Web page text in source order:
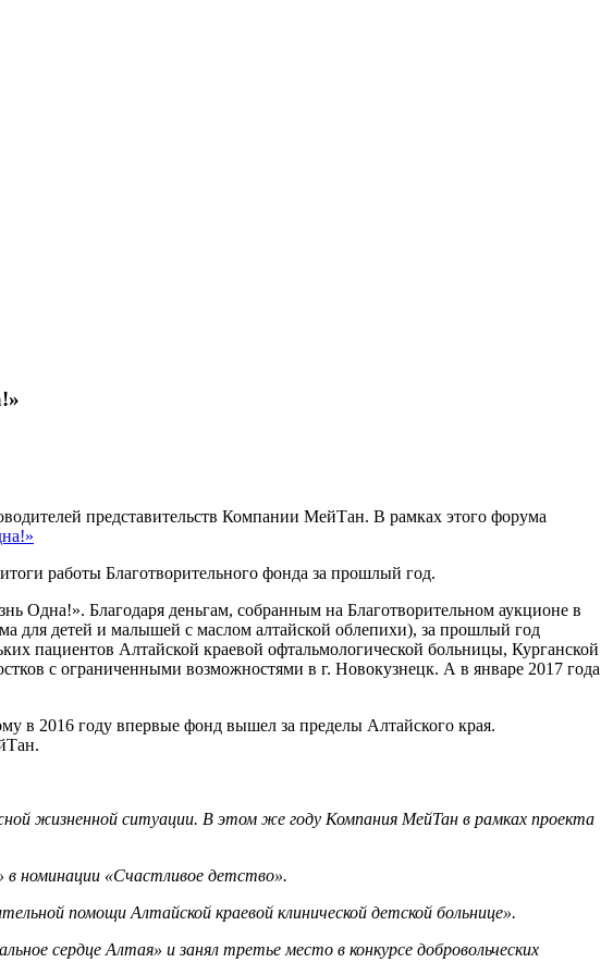
представительств Компании МейТан. В рамках этого форума
работы Благотворительного фонда за прошлый год.
Одна!». Благодаря деньгам, собранным на Благотворительном аукционе в
для детей и малышей с маслом алтайской облепихи), за прошлый год
пациентов Алтайской краевой офтальмологической больницы, Курганской
с ограниченными возможностями в г. Новокузнецк. А в январе 2017 года
в 2016 году впервые фонд вышел за пределы Алтайского края.
жизненной ситуации. В этом же году Компания МейТан в рамках проекта
номинации «Счастливое детство».
помощи Алтайской краевой клинической детской больнице».
сердце Алтая» и занял третье место в конкурсе добровольческих